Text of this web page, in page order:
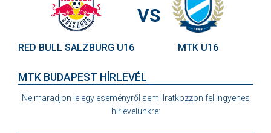
RED BULL SALZBURG U16
VS
MTK U16
MTK BUDAPEST HÍRLEVÉL
Ne maradjon le egy eseményről sem! Iratkozzon fel ingyenes
hírlevelünkre: